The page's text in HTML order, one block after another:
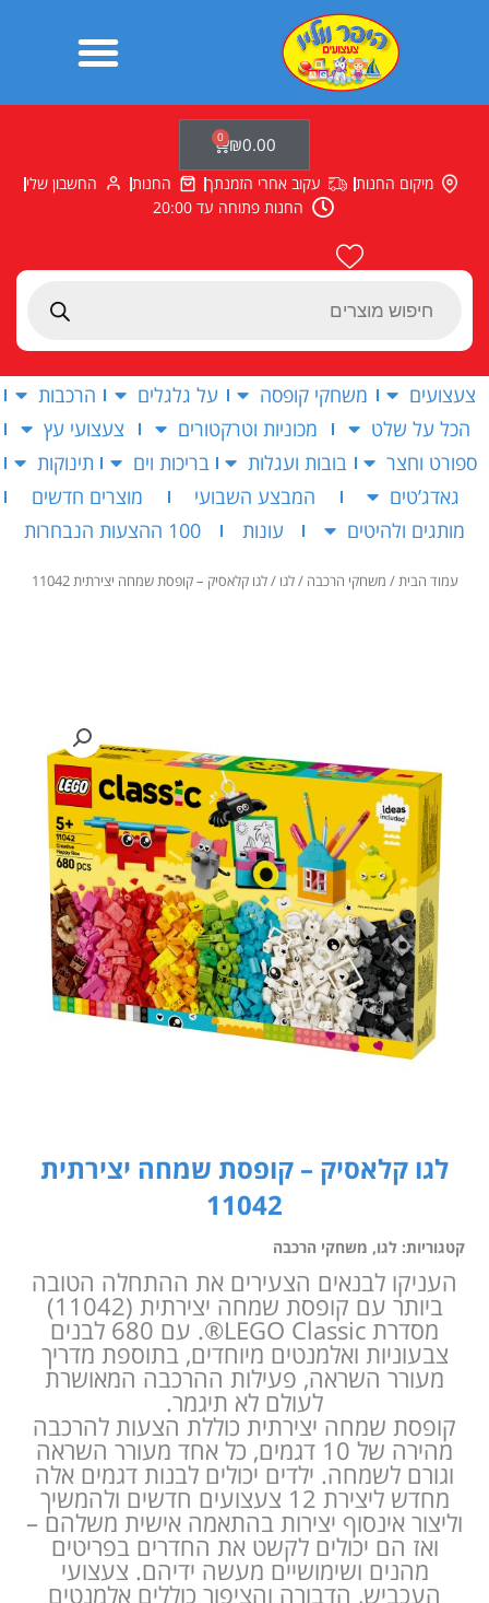
Products
₪0.00
0
עגלת
קניות
מיקום החנות עקוב אחרי הזמנתך החנות
החשבון שלי
החנות פתוחה עד 20:00
צעצועים משחקי קופסה על גלגלים
הרכבות
הכל על שלט
מכוניות וטרקטורים
צעצועי עץ
ספורט וחצר
בובות ועגלות בריכות וים
תינוקות
גאדג’טים
המבצע השבועי
מוצרים חדשים
מותגים ולהיטים
עונות 100 ההצעות הנבחרות
עמוד הבית/ משחקי הרכבה /לגו / לגו קלאסיק – קופסת שמחה יצירתית 11042
לגו קלאסיק – קופסת שמחה יצירתית
11042
קטגוריות: לגו, משחקי הרכבה
העניקו לבנאים הצעירים את ההתחלה הטובה
ביותר עם קופסת שמחה יצירתית (11042)
מסדרת LEGO Classic®. עם 680 לבנים
צבעוניות ואלמנטים מיוחדים, בתוספת מדריך
מעורר השראה, פעילות ההרכבה המאושרת
לעולם לא תיגמר.
קופסת שמחה יצירתית כוללת הצעות להרכבה
מהירה של 10 דגמים, כל אחד מעורר השראה
וגורם לשמחה. ילדים יכולים לבנות דגמים אלה
מחדש ליצירת 12 צעצועים חדשים ולהמשיך
וליצור אינסוף יצירות בהתאמה אישית משלהם –
ואז הם יכולים לקשט את החדרים בפריטים
מהנים ושימושיים מעשה ידיהם. צעצועי
העכביש, הדבורה והציפור כוללים אלמנטים